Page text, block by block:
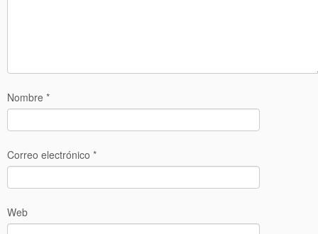
Nombre *
Correo electrónico *
Web